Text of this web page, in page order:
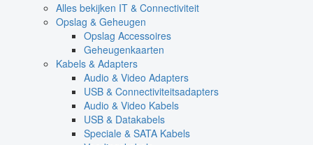
Alles bekijken IT & Connectiviteit
Opslag & Geheugen
Opslag Accessoires
Geheugenkaarten
Kabels & Adapters
Audio & Video Adapters
USB & Connectiviteitsadapters
Audio & Video Kabels
USB & Datakabels
Speciale & SATA Kabels